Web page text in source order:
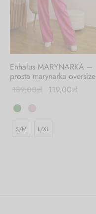
Enhalus MARYNARKA –
prosta marynarka oversize
189,00zł 119,00zł
S/M L/XL